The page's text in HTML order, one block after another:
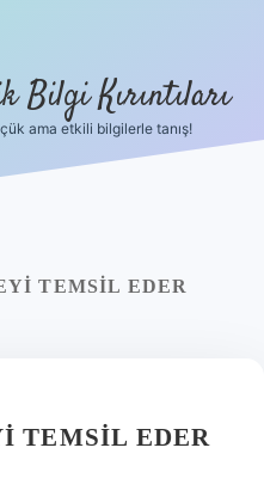
Bilgi Kırıntıları
ama etkili bilgilerle tanış!
TEMSIL EDER
TEMSIL EDER